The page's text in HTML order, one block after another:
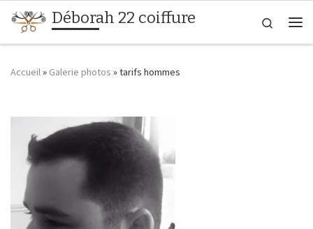
Passer au contenu
Déborah 22 coiffure
Search
Accueil» Galerie photos »tarifs hommes